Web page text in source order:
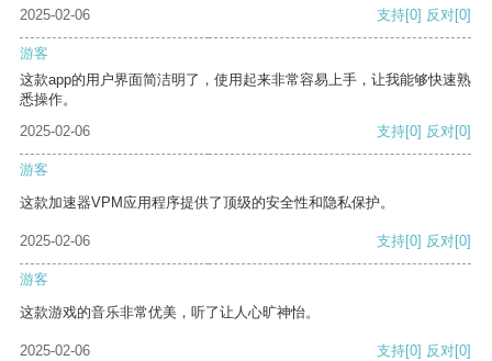
2025-02-06 支持[0] 反对[0]
游客
这款app的用户界面简洁明了，使用起来非常容易上手，让我能够快速熟
悉操作。
2025-02-06
支持[0] 反对[0]
游客
这款加速器VPM应用程序提供了顶级的安全性和隐私保护。
2025-02-06 支持[0] 反对[0]
游客
这款游戏的音乐非常优美，听了让人心旷神怡。
2025-02-06 支持[0] 反对[0]